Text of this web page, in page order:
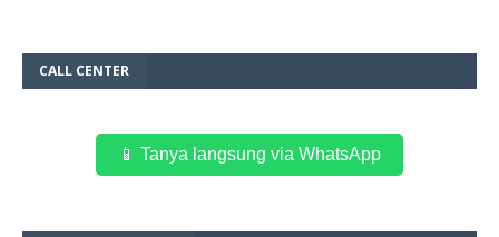
CALL CENTER
📱 Tanya langsung via WhatsApp